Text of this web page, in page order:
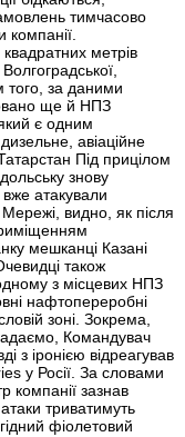
тимчасово
компанії.
метрів
того, за даними
ще й НПЗ
є одним
авіаційне
Під прицілом
знову
атакували
видно, як після
мешканці Казані
також
з місцевих НПЗ
нафтопереробні
зоні. Зокрема,
Командувач
з іронією відреагував
у Росії. За словами
компанії зазнав
триватимуть
фіолетовий